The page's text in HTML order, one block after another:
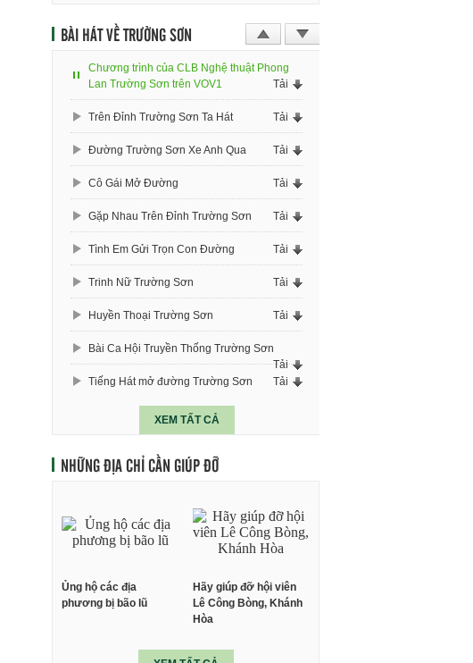
BÀI HÁT VỀ TRƯỜNG SƠN
Chương trình của CLB Nghệ thuật Phong
Lan Trường Sơn trên VOV1
Tải
Trên Đỉnh Trường Sơn Ta Hát Tải
Đường Trường Sơn Xe Anh Qua Tải
Cô Gái Mở Đường Tải
Gặp Nhau Trên Đỉnh Trường Sơn Tải
Tình Em Gửi Trọn Con Đường Tải
Trinh Nữ Trường Sơn Tải
Huyền Thoại Trường Sơn Tải
Bài Ca Hội Truyền Thống Trường Sơn
Tải
Tiếng Hát mở đường Trường Sơn
Tải
XEM TẤT CẢ
NHỮNG ĐỊA CHỈ CẦN GIÚP ĐỠ
Ủng hộ các địa
phương bị bão lũ
Hãy giúp đỡ hội viên
Lê Công Bòng, Khánh
Hòa